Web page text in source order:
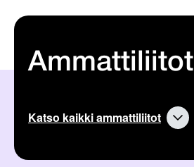
Ammattiliitot
Katso kaikki ammattiliitot